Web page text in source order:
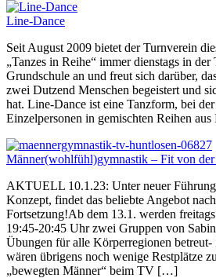
Line-Dance
Seit August 2009 bietet der Turnverein
„Tanzes in Reihe“ immer dienstags in der
Grundschule an und freut sich darüber,
zwei Dutzend Menschen begeistert und
hat. Line-Dance ist eine Tanzform, bei
Einzelpersonen in gemischten Reihen
Männer(wohlfühl)gymnastik – Fit von
AKTUELL 10.1.23: Unter neuer
Konzept, findet das beliebte Angebot
Fortsetzung!Ab dem 13.1. werden
19:45-20:45 Uhr zwei Gruppen von
Übungen für alle Körperregionen betreut-
wären übrigens noch wenige Restplätze
„bewegten Männer“ beim TV […]